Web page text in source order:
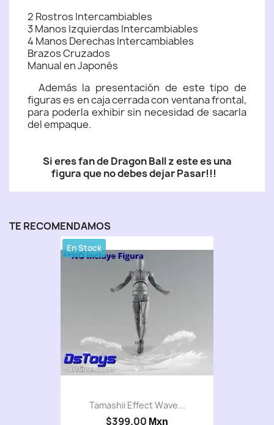
2 Rostros Intercambiables
3 Manos Izquierdas Intercambiables
4 Manos Derechas Intercambiables
Brazos Cruzados
Manual en Japonés
Además la presentación de este tipo de
figuras es en caja cerrada con ventana frontal,
para poderla exhibir sin necesidad de sacarla
del empaque.
Si eres fan de Dragon Ball z este es una
figura que no debes dejar Pasar!!!
TE RECOMENDAMOS
Tamashii Effect Wave...
$399.00 Mxn
En Stock